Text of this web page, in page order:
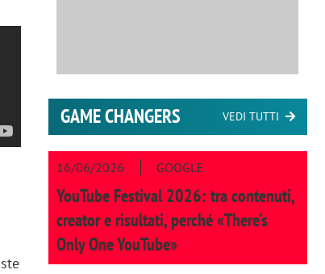
GAME CHANGERS VEDI TUTTI
16/06/2026 GOOGLE
YouTube Festival 2026: tra contenuti,
creator e risultati, perché «There’s
Only One YouTube»